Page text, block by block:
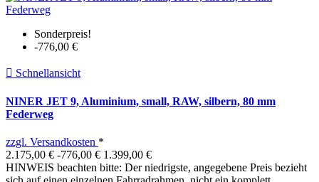
Sonderpreis!
-776,00 €
 Schnellansicht
NINER JET 9, Aluminium, small, RAW, silbern, 80 mm
Federweg
zzgl. Versandkosten *
2.175,00 € -776,00 € 1.399,00 €
HINWEIS beachten bitte: Der niedrigste, angegebene Preis bezieht